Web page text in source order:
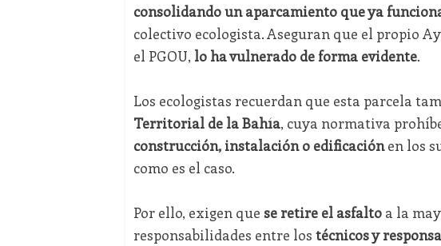
consolidando un aparcamiento que ya
colectivo ecologista. Aseguran que el propio
el PGOU, lo ha vulnerado de forma evidente.
Los ecologistas recuerdan que esta parcela
Territorial de la Bahía, cuya normativa
construcción, instalación o edificaciónen los
como es el caso.
Por ello, exigen que se retire el asfaltoa la
responsabilidades entre los técnicos y